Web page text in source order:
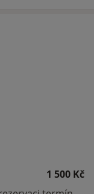
1 500 Kč